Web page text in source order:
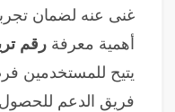
غنى عنه لضمان
أهمية معرفة رقم
يتيح للمستخدمين
فريق الدعم